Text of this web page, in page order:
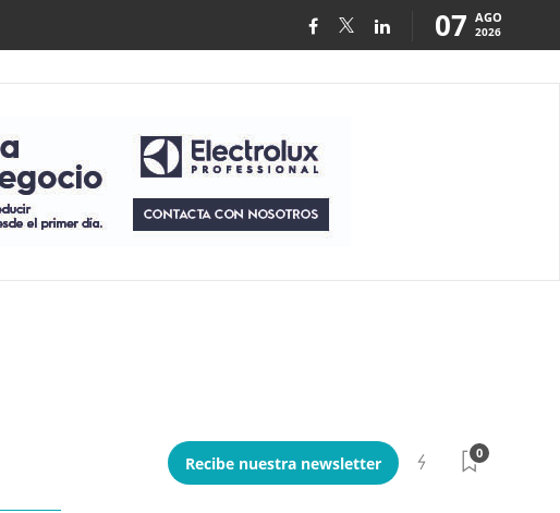
07 AGO
2026
Recibe nuestra newsletter
0